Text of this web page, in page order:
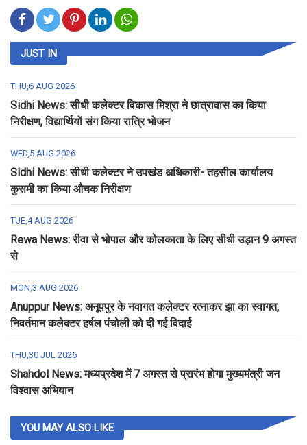
JUST IN
THU,6 AUG 2026
Sidhi News: सीधी कलेक्टर विकास मिश्रा ने छात्रावास का किया
निरीक्षण, विद्यार्थियों संग किया रात्रि भोजन
WED,5 AUG 2026
Sidhi News: सीधी कलेक्टर ने उपखंड अधिकारी- तहसील कार्यालय
कुसमी का किया औचक निरीक्षण
TUE,4 AUG 2026
Rewa News: रीवा से भोपाल और कोलकाता के लिए सीधी उड़ान 9 अगस्त
से
MON,3 AUG 2026
Anuppur News: अनूपपुर के नवागत कलेक्टर रत्नाकर झा का स्वागत,
निवर्तमान कलेक्टर हर्षल पंचोली को दी गई विदाई
THU,30 JUL 2026
Shahdol News: मध्यप्रदेश में 7 अगस्त से प्रारंभ होगा मुख्यमंत्री जन
विश्वास अभियान
YOU MAY ALSO LIKE